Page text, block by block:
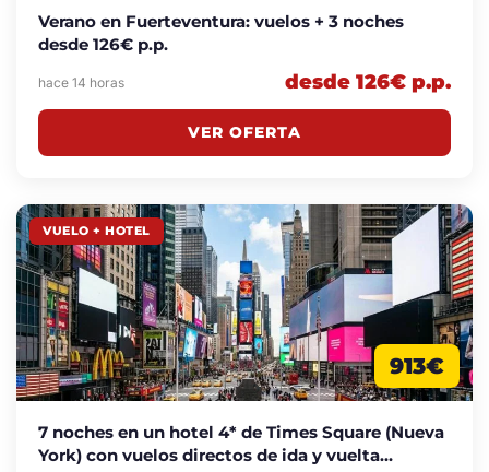
Verano en Fuerteventura: vuelos + 3 noches
desde 126€ p.p.
hace 14 horas desde 126€ p.p.
VER OFERTA
VUELO + HOTEL
913€
7 noches en un hotel 4* de Times Square (Nueva
York) con vuelos directos de ida y vuelta